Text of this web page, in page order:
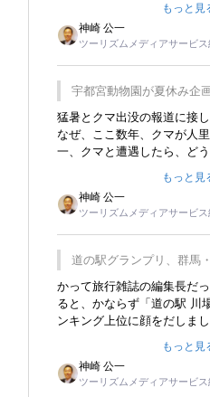
行をした時は、移動はグレ
夕方から夜の便を利用して
した。ただし、若いからで
夜行バスで京都に行った、
疲れが残らないのかなと思
もっと見
神崎 公一
ツーリズムメディアサービス
宇都宮動物園が夏休み企
離」を7月20日から開催
猛暑とクマ出没の報道に接
なぜ、ここ数年、クマが人
一、クマと遭遇したら、ど
るなんてことは、冗談でも
で、この企画展はタイムリー
もっと見
神崎 公一
ツーリズムメディアサービス
道の駅グランプリ、群馬
覇
かって旅行雑誌の編集長だ
ると、かならず「道の駅
ンキング上位に顔をだしま
れ永井 彰一社長にインタビ
話が次々が飛び出しました
でも思い出すことが２つあ
もっと見
神崎 公一
ツーリズムメディアサービス